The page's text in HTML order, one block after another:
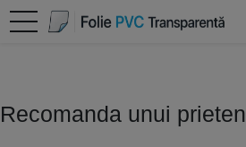
Recomanda unui prieten